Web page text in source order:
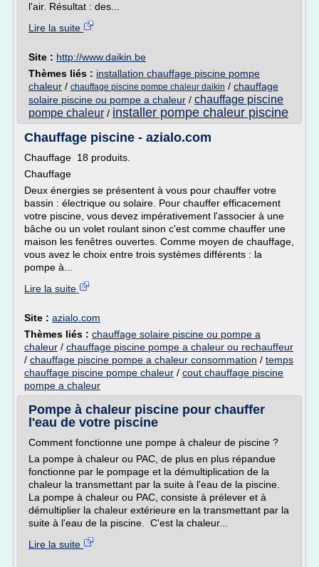
l'air. Résultat : des...
Lire la suite
Site : http://www.daikin.be
Thèmes liés : installation chauffage piscine pompe
chaleur / chauffage piscine pompe chaleur daikin / chauffage
solaire piscine ou pompe a chaleur / chauffage piscine
pompe chaleur / installer pompe chaleur piscine
Chauffage piscine - azialo.com
Chauffage 18 produits.
Chauffage
Deux énergies se présentent à vous pour chauffer votre
bassin : électrique ou solaire. Pour chauffer efficacement
votre piscine, vous devez impérativement l'associer à une
bâche ou un volet roulant sinon c'est comme chauffer une
maison les fenêtres ouvertes. Comme moyen de chauffage,
vous avez le choix entre trois systèmes différents : la
pompe à...
Lire la suite
Site : azialo.com
Thèmes liés : chauffage solaire piscine ou pompe a
chaleur / chauffage piscine pompe a chaleur ou rechauffeur
/ chauffage piscine pompe a chaleur consommation / temps
chauffage piscine pompe chaleur / cout chauffage piscine
pompe a chaleur
Pompe à chaleur piscine pour chauffer
l'eau de votre piscine
Comment fonctionne une pompe à chaleur de piscine ?
La pompe à chaleur ou PAC, de plus en plus répandue
fonctionne par le pompage et la démultiplication de la
chaleur la transmettant par la suite à l'eau de la piscine.
La pompe à chaleur ou PAC, consiste à prélever et à
démultiplier la chaleur extérieure en la transmettant par la
suite à l'eau de la piscine. C'est la chaleur...
Lire la suite